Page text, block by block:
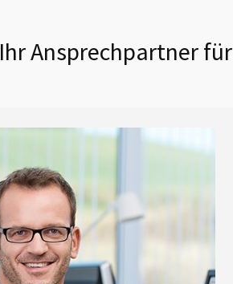
Ihr Ansprechpartner für